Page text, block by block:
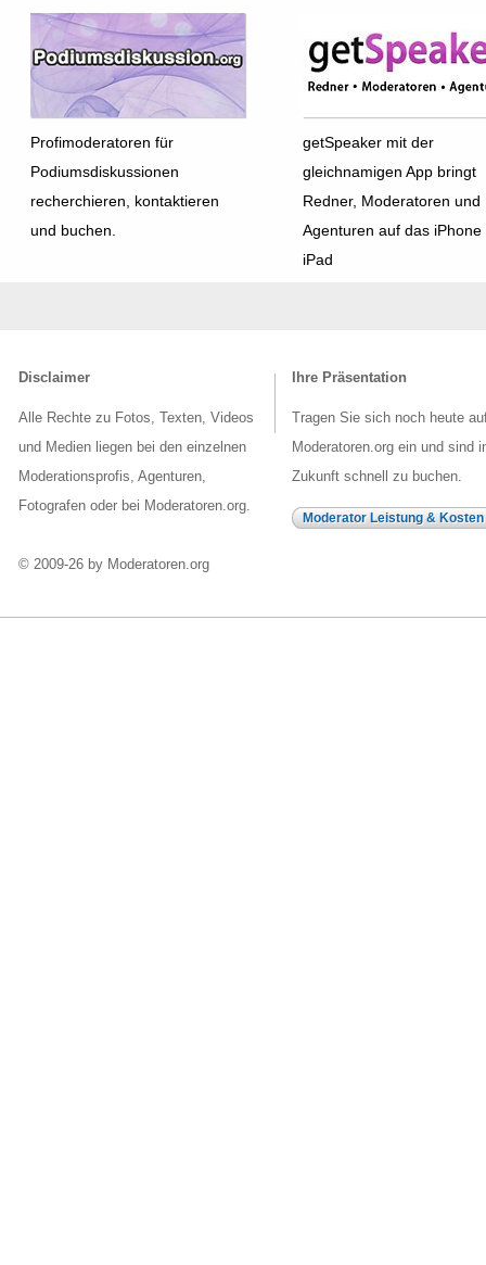
Profimoderatoren für
Podiumsdiskussionen
recherchieren, kontaktieren
und buchen.
getSpeaker mit der
gleichnamigen App bringt
Redner, Moderatoren und
Agenturen auf das iPhone
iPad
Disclaimer
Alle Rechte zu Fotos, Texten, Videos
und Medien liegen bei den einzelnen
Moderationsprofis, Agenturen,
Fotografen oder bei Moderatoren.org.
© 2009-26 by Moderatoren.org
Ihre Präsentation
Tragen Sie sich noch heute
Moderatoren.org ein und sind
Zukunft schnell zu buchen.
Moderator Leistung & Kosten